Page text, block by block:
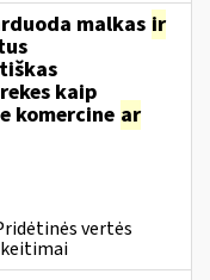
malkas ir
kaip
komercine ar
vertės